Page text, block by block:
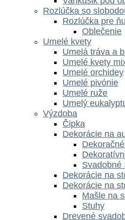
Rozlúčka so
Rozlúčka pre ňu
Oblečenie
Umelé kvety
Umelá tráva a
Umelé kvety
Umelé orchidey
Umelé pivónie
Umelé ruže
Umelý
Výzdoba
Čipka
Dekorácie na
Svadobné
Dekorácie na
Dekorácie na
Mašle na
Stuhy
Drevené